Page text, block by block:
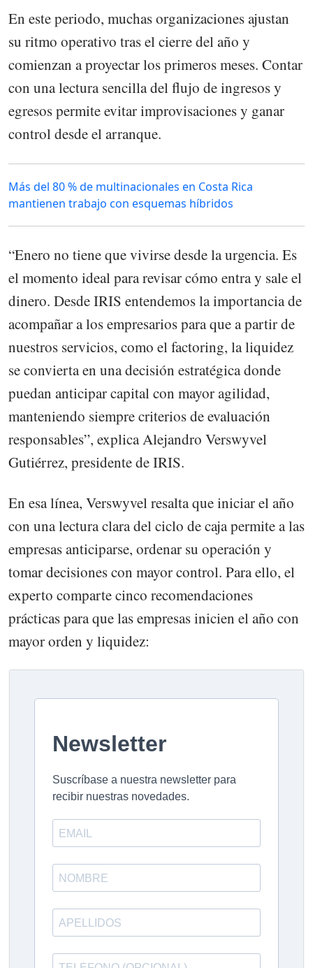
En este periodo, muchas organizaciones ajustan
su ritmo operativo tras el cierre del año y
comienzan a proyectar los primeros meses. Contar
con una lectura sencilla del flujo de ingresos y
egresos permite evitar improvisaciones y ganar
control desde el arranque.
Más del 80 % de multinacionales en Costa Rica
mantienen trabajo con esquemas híbridos
“Enero no tiene que vivirse desde la urgencia. Es
el momento ideal para revisar cómo entra y sale el
dinero. Desde IRIS entendemos la importancia de
acompañar a los empresarios para que a partir de
nuestros servicios, como el factoring, la liquidez
se convierta en una decisión estratégica donde
puedan anticipar capital con mayor agilidad,
manteniendo siempre criterios de evaluación
responsables”, explica Alejandro Verswyvel
Gutiérrez, presidente de IRIS.
En esa línea, Verswyvel resalta que iniciar el año
con una lectura clara del ciclo de caja permite a las
empresas anticiparse, ordenar su operación y
tomar decisiones con mayor control. Para ello, el
experto comparte cinco recomendaciones
prácticas para que las empresas inicien el año con
mayor orden y liquidez: